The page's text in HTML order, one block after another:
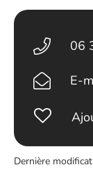
06
E-
Dernière